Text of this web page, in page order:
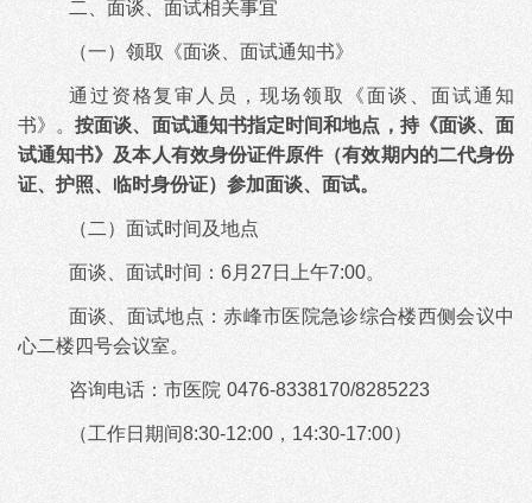
二、面谈、面试相关事宜
（一）领取《面谈、面试通知书》
通过资格复审人员，现场领取《面谈、面试通知
书》。按面谈、面试通知书指定时间和地点，持《面谈、面
试通知书》及本人有效身份证件原件（有效期内的二代身份
证、护照、临时身份证）参加面谈、面试。
（二）面试时间及地点
面谈、面试时间： 6月27日上午7:00。
面谈、面试地点：赤峰市医院急诊综合楼西侧会议中
心二楼四号会议室。
咨询电话：市医院 0476-8338170/8285223
（工作日期间8:30-12:00，14:30-17:00）